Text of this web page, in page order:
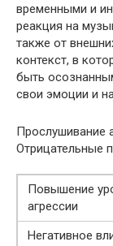
временными и
реакция на
также от
контекст, в
быть
свои эмоции и
Прослушивание
Отрицательные
Повышение
агрессии
Негативное